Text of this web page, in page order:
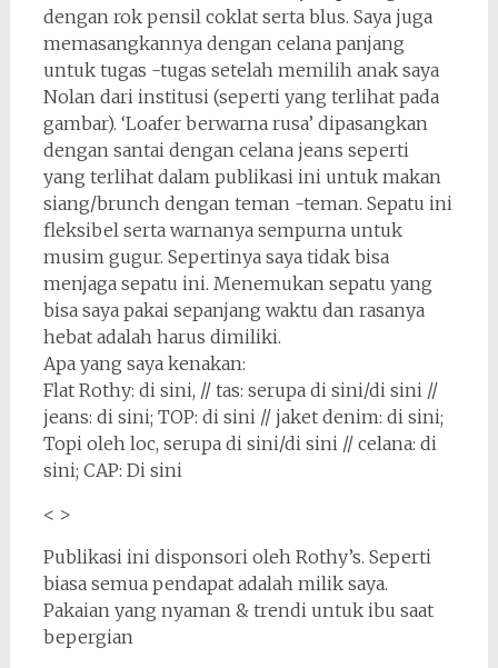
dengan rok pensil coklat serta blus. Saya juga
memasangkannya dengan celana panjang
untuk tugas -tugas setelah memilih anak saya
Nolan dari institusi (seperti yang terlihat pada
gambar). ‘Loafer berwarna rusa’ dipasangkan
dengan santai dengan celana jeans seperti
yang terlihat dalam publikasi ini untuk makan
siang/brunch dengan teman -teman. Sepatu ini
fleksibel serta warnanya sempurna untuk
musim gugur. Sepertinya saya tidak bisa
menjaga sepatu ini. Menemukan sepatu yang
bisa saya pakai sepanjang waktu dan rasanya
hebat adalah harus dimiliki.
Apa yang saya kenakan:
Flat Rothy: di sini, // tas: serupa di sini/di sini //
jeans: di sini; TOP: di sini // jaket denim: di sini;
Topi oleh loc, serupa di sini/di sini // celana: di
sini; CAP: Di sini
< >
Publikasi ini disponsori oleh Rothy’s. Seperti
biasa semua pendapat adalah milik saya.
Pakaian yang nyaman & trendi untuk ibu saat
bepergian